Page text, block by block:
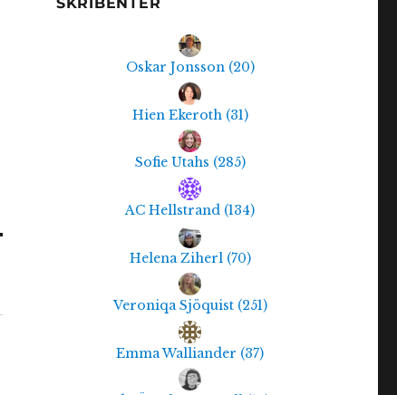
SKRIBENTER
Oskar Jonsson (20)
Hien Ekeroth (31)
Sofie Utahs (285)
AC Hellstrand (134)
Helena Ziherl (70)
Veroniqa Sjöquist (251)
Emma Walliander (37)